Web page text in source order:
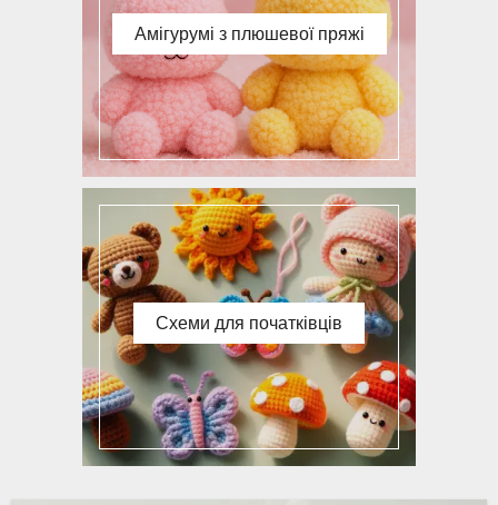
Амігурумі з плюшевої пряжі
Схеми для початківців